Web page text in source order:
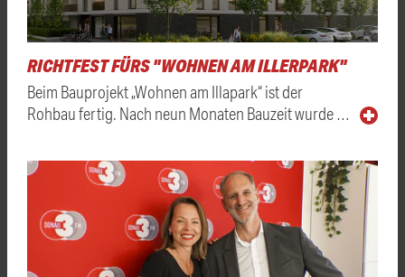
RICHTFEST FÜRS "WOHNEN AM ILLERPARK"
Beim Bauprojekt „Wohnen am Illapark“ ist der
Rohbau fertig. Nach neun Monaten Bauzeit wurde …